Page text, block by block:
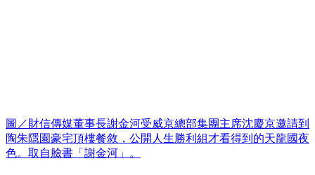
圖／財信傳媒董事長謝金河受威京總部集團主席沈慶京邀請到
陶朱隱園豪宅頂樓餐敘，公開人生勝利組才看得到的天龍國夜
色。取自臉書「謝金河」。